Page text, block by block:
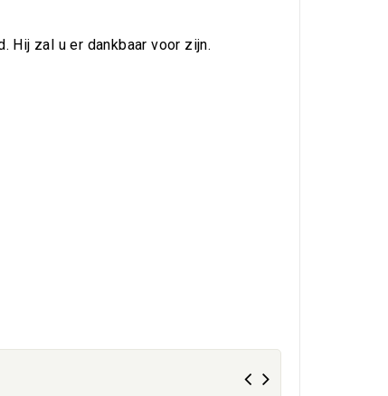
Hij zal u er dankbaar voor zijn.